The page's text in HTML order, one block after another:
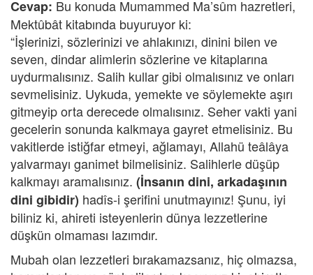
Cevap: Bu konuda Mumammed Ma’sûm hazretleri,
Mektûbât kitabında buyuruyor ki:
“İşlerinizi, sözlerinizi ve ahlakınızı, dinini bilen ve
seven, dindar alimlerin sözlerine ve kitaplarına
uydurmalısınız. Salih kullar gibi olmalısınız ve onları
sevmelisiniz. Uykuda, yemekte ve söylemekte aşırı
gitmeyip orta derecede olmalısınız. Seher vakti yani
gecelerin sonunda kalkmaya gayret etmelisiniz. Bu
vakitlerde istiğfar etmeyi, ağlamayı, Allahü teâlâya
yalvarmayı ganimet bilmelisiniz. Salihlerle düşüp
kalkmayı aramalısınız. (İnsanın dini, arkadaşının
dini gibidir) hadîs-i şerifini unutmayınız! Şunu, iyi
biliniz ki, ahireti isteyenlerin dünya lezzetlerine
düşkün olmaması lazımdır.
Mubah olan lezzetleri bırakamazsanız, hiç olmazsa,